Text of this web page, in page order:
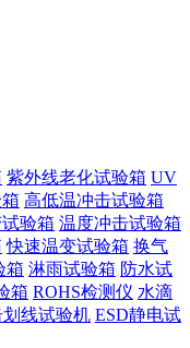
紫外线老化试验箱 UV
高低温冲击试验箱
验箱 温度冲击试验箱
快速温变试验箱 换气
箱 淋雨试验箱 防水试
箱 ROHS检测仪 水滴
划线试验机 ESD静电试